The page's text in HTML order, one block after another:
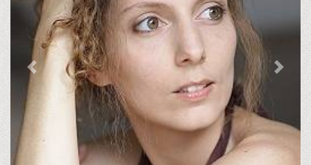
Previous Next